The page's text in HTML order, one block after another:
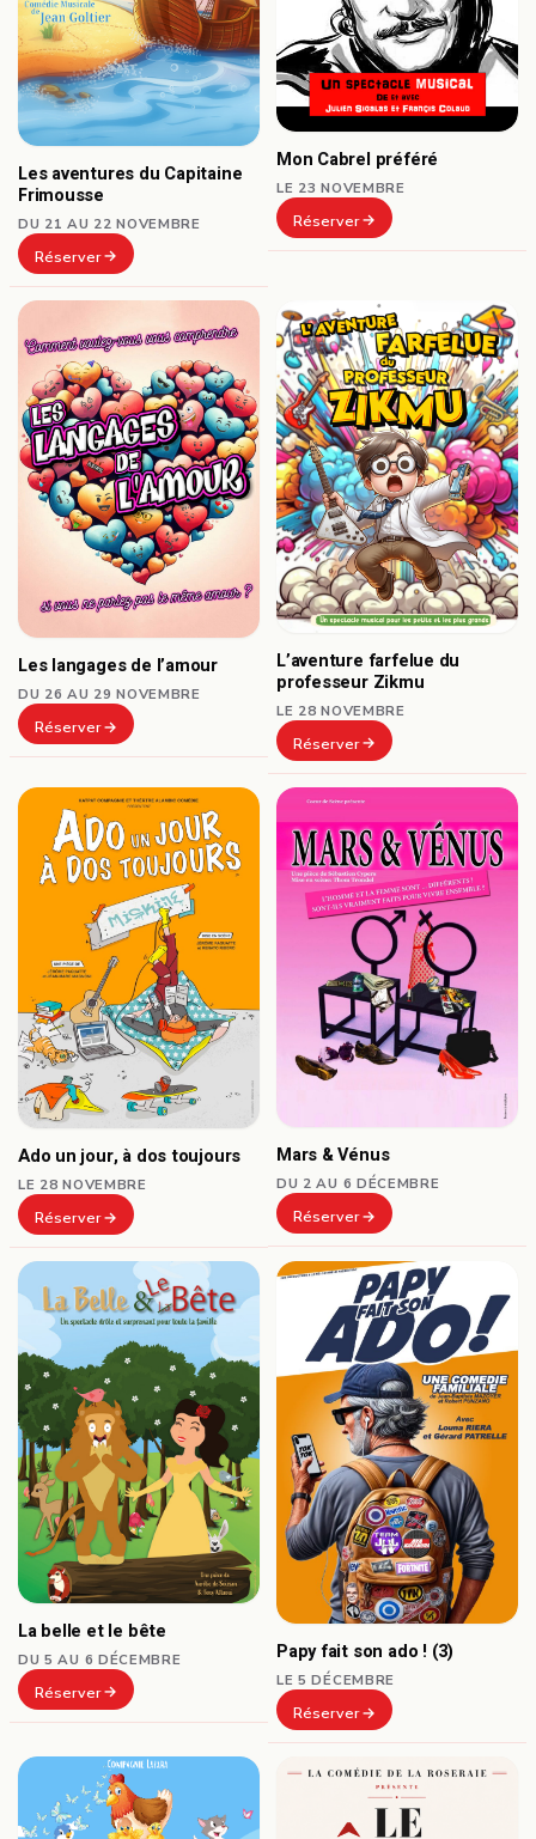
Les aventures du Capitaine
Frimousse
DU 21 AU 22 NOVEMBRE
Réserver
Mon Cabrel préféré
LE 23 NOVEMBRE
Réserver
Les langages de l’amour
DU 26 AU 29 NOVEMBRE
Réserver
L’aventure farfelue du
professeur Zikmu
LE 28 NOVEMBRE
Réserver
Ado un jour, à dos toujours
LE 28 NOVEMBRE
Réserver
Mars & Vénus
DU 2 AU 6 DÉCEMBRE
Réserver
La belle et le bête
DU 5 AU 6 DÉCEMBRE
Réserver
Papy fait son ado ! (3)
LE 5 DÉCEMBRE
Réserver